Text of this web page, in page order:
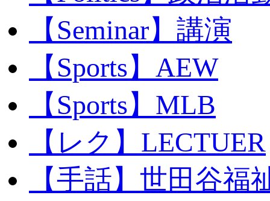
【Seminar】講演
【Sports】AEW
【Sports】MLB
【レク】LECTUER
【手話】世田谷福